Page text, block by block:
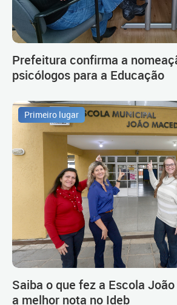
Prefeitura confirma a
psicólogos para a Educação
Primeiro lugar
Saiba o que fez a Escola
a melhor nota no Ideb